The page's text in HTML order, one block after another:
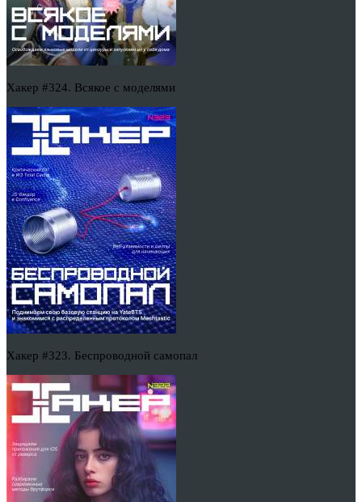
Хакер #324. Всякое с моделями
Хакер #323. Беспроводной самопал